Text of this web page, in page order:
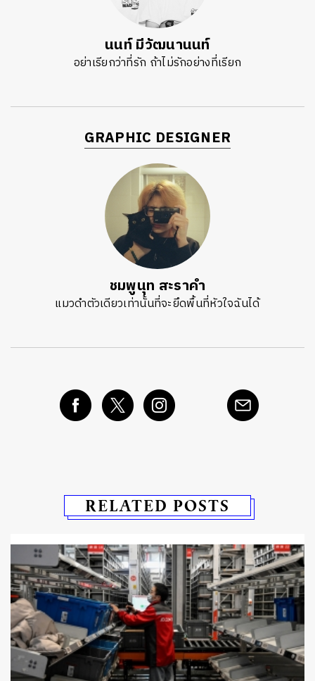
นนท์ มีวัฒนานนท์
อย่าเรียกว่าที่รัก ถ้าไม่รักอย่างที่เรียก
GRAPHIC DESIGNER
ชมพูนุท สะราคำ
แมวดำตัวเดียวเท่านั้นที่จะยึดพื้นที่หัวใจฉันได้
RELATED POSTS